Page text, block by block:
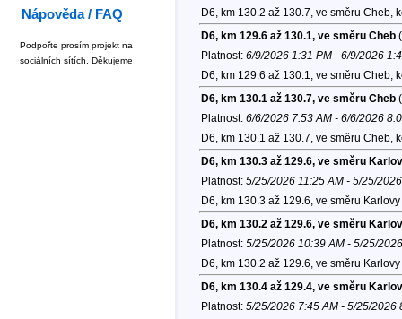
D6, km 130.2 až 130.7, ve směru Cheb,
D6, km 129.6 až 130.1, ve směru Cheb
Platnost: 6/9/2026 1:31 PM - 6/9/2026
D6, km 129.6 až 130.1, ve směru Cheb,
D6, km 130.1 až 130.7, ve směru Cheb
Platnost: 6/6/2026 7:53 AM - 6/6/2026
D6, km 130.1 až 130.7, ve směru Cheb,
D6, km 130.3 až 129.6, ve směru
Platnost: 5/25/2026 11:25 AM - 5/25/
D6, km 130.3 až 129.6, ve směru
D6, km 130.2 až 129.6, ve směru
Platnost: 5/25/2026 10:39 AM - 5/25/
D6, km 130.2 až 129.6, ve směru
D6, km 130.4 až 129.4, ve směru
Platnost: 5/25/2026 7:45 AM - 5/25/2026
Nápověda / FAQ
Podpořte prosím projekt na
sociálních sítích. Děkujeme